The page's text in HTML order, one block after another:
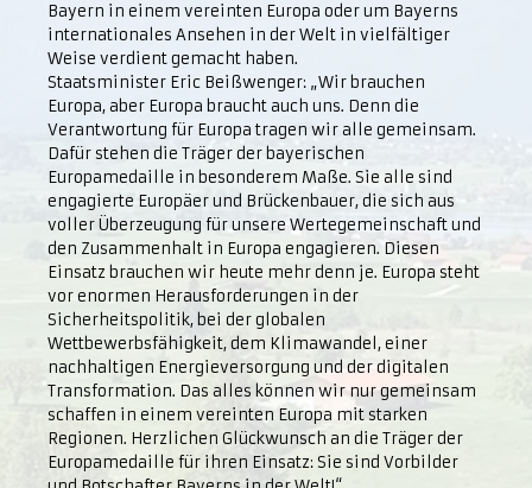
Bayern in einem vereinten Europa oder um Bayerns
internationales Ansehen in der Welt in vielfältiger
Weise verdient gemacht haben.
Staatsminister Eric Beißwenger: „Wir brauchen
Europa, aber Europa braucht auch uns. Denn die
Verantwortung für Europa tragen wir alle gemeinsam.
Dafür stehen die Träger der bayerischen
Europamedaille in besonderem Maße. Sie alle sind
engagierte Europäer und Brückenbauer, die sich aus
voller Überzeugung für unsere Wertegemeinschaft und
den Zusammenhalt in Europa engagieren. Diesen
Einsatz brauchen wir heute mehr denn je. Europa steht
vor enormen Herausforderungen in der
Sicherheitspolitik, bei der globalen
Wettbewerbsfähigkeit, dem Klimawandel, einer
nachhaltigen Energieversorgung und der digitalen
Transformation. Das alles können wir nur gemeinsam
schaffen in einem vereinten Europa mit starken
Regionen. Herzlichen Glückwunsch an die Träger der
Europamedaille für ihren Einsatz: Sie sind Vorbilder